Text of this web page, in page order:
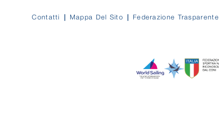
Contatti Mappa Del Sito Federazione Trasparente